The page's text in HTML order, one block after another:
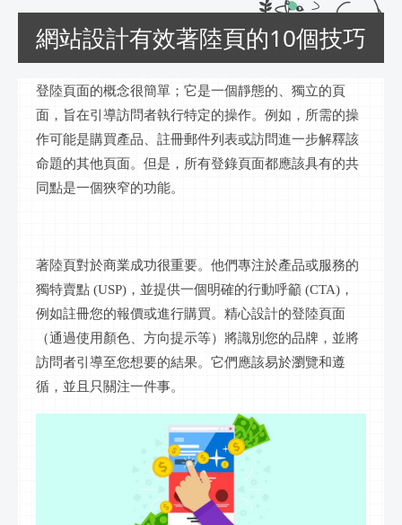
網站設計有效著陸頁的10個技巧
登陸頁面的概念很簡單；它是一個靜態的、獨立的頁
面，旨在引導訪問者執行特定的操作。例如，所需的操
作可能是購買產品、註冊郵件列表或訪問進一步解釋該
命題的其他頁面。但是，所有登錄頁面都應該具有的共
同點是一個狹窄的功能。
著陸頁對於商業成功很重要。他們專注於產品或服務的
獨特賣點 (USP)，並提供一個明確的行動呼籲 (CTA)，
例如註冊您的報價或進行購買。精心設計的登陸頁面
（通過使用顏色、方向提示等）將識別您的品牌，並將
訪問者引導至您想要的結果。它們應該易於瀏覽和遵
循，並且只關注一件事。